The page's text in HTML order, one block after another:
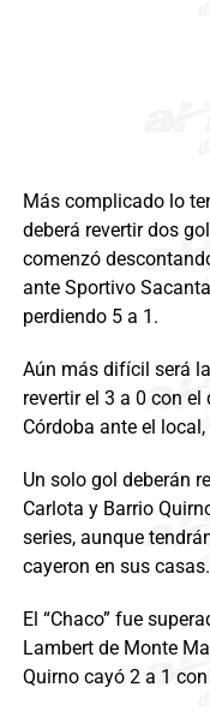
Más complicado lo
deberá revertir dos
comenzó
ante Sportivo
perdiendo 5 a 1.
Aún más difícil será
revertir el 3 a 0 con
Córdoba ante el
Un solo gol deberán
Carlota y Barrio
series, aunque
cayeron en sus casas.
El “Chaco” fue
Lambert de Monte
Quirno cayó 2 a 1